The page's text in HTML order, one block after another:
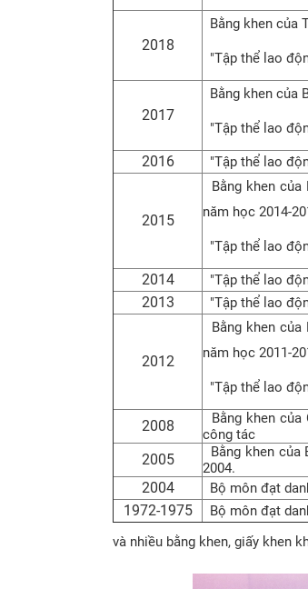
2018
Bằng khen của
"Tập thể lao
2017
Bằng khen của
"Tập thể lao
2016 "Tập thể lao
2015
Bằng khen
năm học 2014-
"Tập thể lao
2014 "Tập thể lao
2013 "Tập thể lao
2012
Bằng khen
năm học 2011-
"Tập thể lao
2008
Bằng khen
công tác
2005
Bằng khen của
2004.
2004 Bộ môn đạt
1972-1975
Bộ môn đạt
và nhiều bằng khen, giấy khen